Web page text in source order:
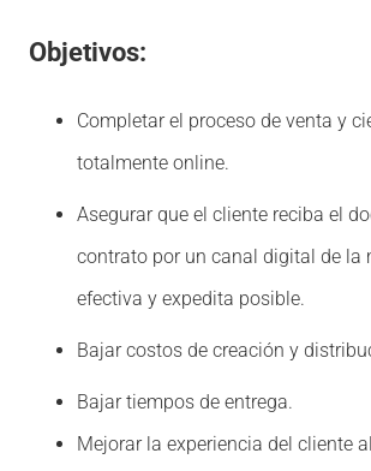
Objetivos:
Completar el proceso de venta y
totalmente online.
Asegurar que el cliente reciba el
contrato por un canal digital de la
efectiva y expedita posible.
Bajar costos de creación y
Bajar tiempos de entrega.
Mejorar la experiencia del cliente